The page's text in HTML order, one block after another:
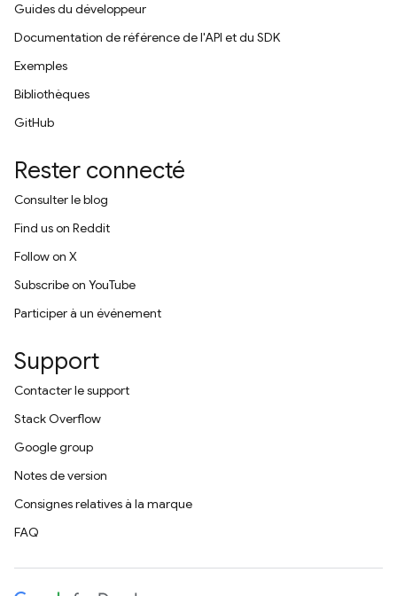
Guides du développeur
Documentation de référence de l'API et du SDK
Exemples
Bibliothèques
GitHub
Rester connecté
Consulter le blog
Find us on Reddit
Follow on X
Subscribe on YouTube
Participer à un événement
Support
Contacter le support
Stack Overflow
Google group
Notes de version
Consignes relatives à la marque
FAQ